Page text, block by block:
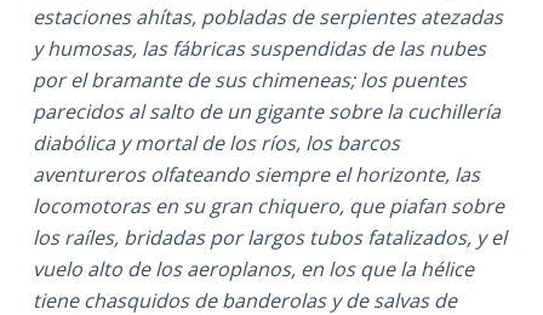
estaciones ahítas, pobladas de serpientes atezadas
y humosas, las fábricas suspendidas de las nubes
por el bramante de sus chimeneas; los puentes
parecidos al salto de un gigante sobre la cuchillería
diabólica y mortal de los ríos, los barcos
aventureros olfateando siempre el horizonte, las
locomotoras en su gran chiquero, que piafan sobre
los raíles, bridadas por largos tubos fatalizados, y el
vuelo alto de los aeroplanos, en los que la hélice
tiene chasquidos de banderolas y de salvas de